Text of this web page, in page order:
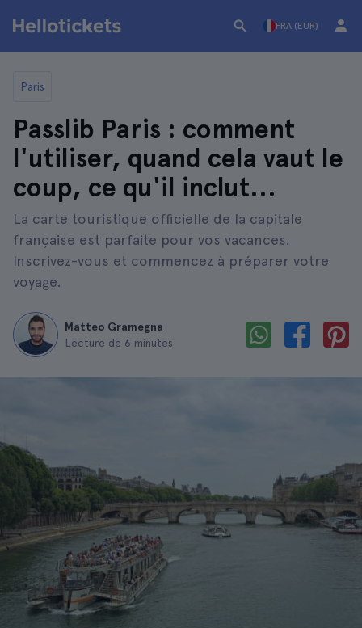
FRA (EUR)
Paris
Passlib Paris : comment
l'utiliser, quand cela vaut le
coup, ce qu'il inclut...
La carte touristique officielle de la capitale
française est parfaite pour vos vacances.
Inscrivez-vous et commencez à préparer votre
voyage.
Matteo Gramegna
Lecture de 6 minutes